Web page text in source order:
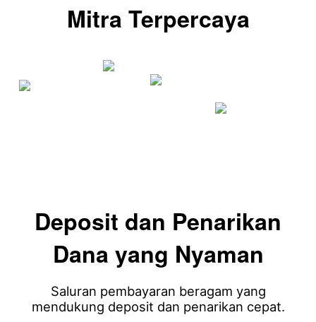
Mitra Terpercaya
Deposit dan Penarikan
Dana yang Nyaman
Saluran pembayaran beragam yang
mendukung deposit dan penarikan cepat.